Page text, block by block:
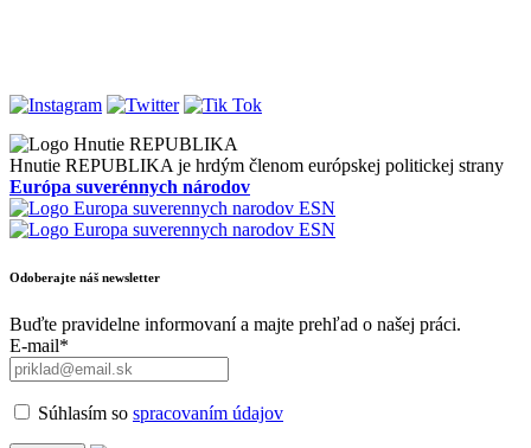
Hnutie REPUBLIKA je hrdým členom európskej politickej strany
Európa suverénnych národov
Odoberajte náš newsletter
Buďte pravidelne informovaní a majte prehľad o našej práci.
E-mail*
Súhlasím so spracovaním údajov